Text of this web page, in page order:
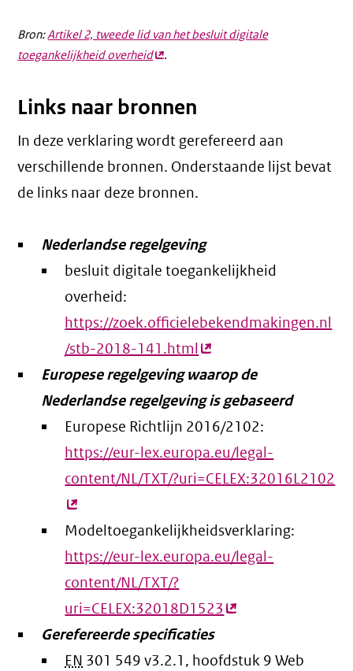
Bron:Artikel 2, tweede lid van het besluit digitale
toegankelijkheid overheid(externe
.
Links naar bronnen
In deze verklaring wordt gerefereerd aan
verschillende bronnen. Onderstaande lijst bevat
de links naar deze bronnen.
Nederlandse regelgeving
besluit digitale toegankelijkheid
overheid:
https://zoek.officielebekendmakingen.nl
/stb-2018-141.html(externe
link)
Europese regelgeving waarop de
Nederlandse regelgeving is gebaseerd
Europese Richtlijn 2016/2102:
https://eur-lex.europa.eu/legal-
content/NL/TXT/?uri=CELEX:32016L2102
Modeltoegankelijkheidsverklaring:
https://eur-lex.europa.eu/legal-
content/NL/TXT/?
uri=CELEX:32018D1523 (externe
Gerefereerde specificaties
EN 301 549 v3.2.1, hoofdstuk 9 Web